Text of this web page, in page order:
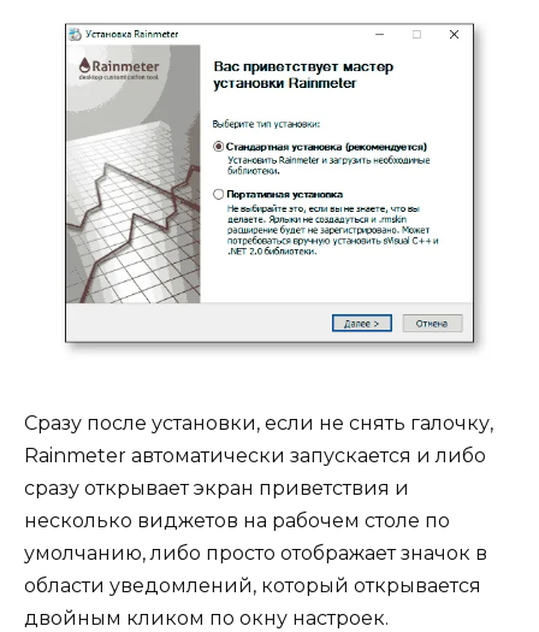
Сразу после установки, если не снять галочку,
Rainmeter автоматически запускается и либо
сразу открывает экран приветствия и
несколько виджетов на рабочем столе по
умолчанию, либо просто отображает значок в
области уведомлений, который открывается
двойным кликом по окну настроек.